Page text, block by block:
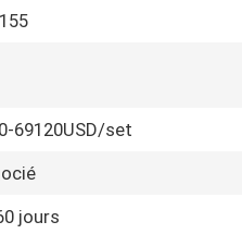
69120USD/set
jours